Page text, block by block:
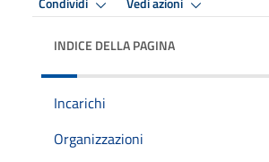
INDICE DELLA PAGINA
Incarichi
Organizzazioni